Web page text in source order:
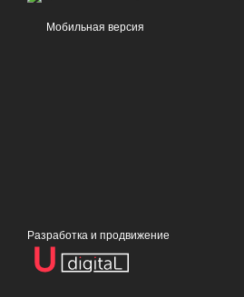
Мобильная версия
Разработка и продвижение